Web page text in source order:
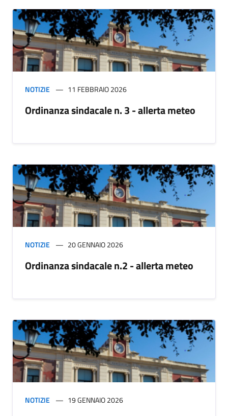
NOTIZIE 11 FEBBRAIO 2026
Ordinanza sindacale n. 3 - allerta meteo
NOTIZIE 20 GENNAIO 2026
Ordinanza sindacale n.2 - allerta meteo
NOTIZIE 19 GENNAIO 2026